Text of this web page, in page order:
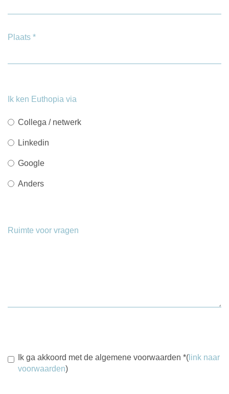
Plaats *
Ik ken Euthopia via
Collega / netwerk
Linkedin
Google
Anders
Ruimte voor vragen
Ik ga akkoord met de algemene voorwaarden *( link naar
voorwaarden)